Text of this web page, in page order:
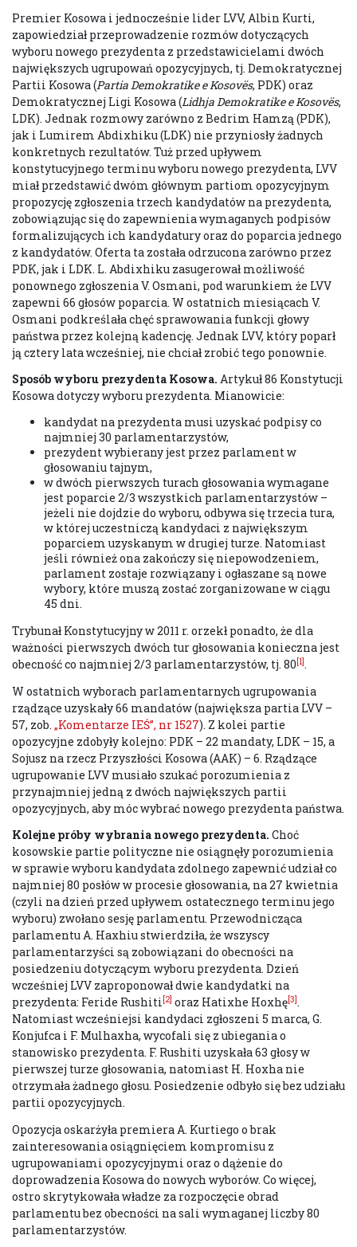
Premier Kosowa i jednocześnie lider LVV, Albin Kurti,
zapowiedział przeprowadzenie rozmów dotyczących
wyboru nowego prezydenta z przedstawicielami dwóch
największych ugrupowań opozycyjnych, tj. Demokratycznej
Partii Kosowa (Partia Demokratike e Kosovës, PDK) oraz
Demokratycznej Ligi Kosowa (Lidhja Demokratike e Kosovës,
LDK). Jednak rozmowy zarówno z Bedrim Hamzą (PDK),
jak i Lumirem Abdixhiku (LDK) nie przyniosły żadnych
konkretnych rezultatów. Tuż przed upływem
konstytucyjnego terminu wyboru nowego prezydenta, LVV
miał przedstawić dwóm głównym partiom opozycyjnym
propozycję zgłoszenia trzech kandydatów na prezydenta,
zobowiązując się do zapewnienia wymaganych podpisów
formalizujących ich kandydatury oraz do poparcia jednego
z kandydatów. Oferta ta została odrzucona zarówno przez
PDK, jak i LDK. L. Abdixhiku zasugerował możliwość
ponownego zgłoszenia V. Osmani, pod warunkiem że LVV
zapewni 66 głosów poparcia. W ostatnich miesiącach V.
Osmani podkreślała chęć sprawowania funkcji głowy
państwa przez kolejną kadencję. Jednak LVV, który poparł
ją cztery lata wcześniej, nie chciał zrobić tego ponownie.
Sposób wyboru prezydenta Kosowa. Artykuł 86 Konstytucji
Kosowa dotyczy wyboru prezydenta. Mianowicie:
kandydat na prezydenta musi uzyskać podpisy co
najmniej 30 parlamentarzystów,
prezydent wybierany jest przez parlament w
głosowaniu tajnym,
w dwóch pierwszych turach głosowania wymagane
jest poparcie 2/3 wszystkich parlamentarzystów –
jeżeli nie dojdzie do wyboru, odbywa się trzecia tura,
w której uczestniczą kandydaci z największym
poparciem uzyskanym w drugiej turze. Natomiast
jeśli również ona zakończy się niepowodzeniem,
parlament zostaje rozwiązany i ogłaszane są nowe
wybory, które muszą zostać zorganizowane w ciągu
45 dni.
Trybunał Konstytucyjny w 2011 r. orzekł ponadto, że dla
ważności pierwszych dwóch tur głosowania konieczna jest
obecność co najmniej 2/3 parlamentarzystów, tj. 80[1].
W ostatnich wyborach parlamentarnych ugrupowania
rządzące uzyskały 66 mandatów (największa partia LVV –
57, zob. „Komentarze IEŚ”, nr 1527). Z kolei partie
opozycyjne zdobyły kolejno: PDK – 22 mandaty, LDK – 15, a
Sojusz na rzecz Przyszłości Kosowa (AAK) – 6. Rządzące
ugrupowanie LVV musiało szukać porozumienia z
przynajmniej jedną z dwóch największych partii
opozycyjnych, aby móc wybrać nowego prezydenta państwa.
Kolejne próby wybrania nowego prezydenta. Choć
kosowskie partie polityczne nie osiągnęły porozumienia
w sprawie wyboru kandydata zdolnego zapewnić udział co
najmniej 80 posłów w procesie głosowania, na 27 kwietnia
(czyli na dzień przed upływem ostatecznego terminu jego
wyboru) zwołano sesję parlamentu. Przewodnicząca
parlamentu A. Haxhiu stwierdziła, że wszyscy
parlamentarzyści są zobowiązani do obecności na
posiedzeniu dotyczącym wyboru prezydenta. Dzień
wcześniej LVV zaproponował dwie kandydatki na
prezydenta: Feride Rushiti[2] oraz Hatixhe Hoxhę[3].
Natomiast wcześniejsi kandydaci zgłoszeni 5 marca, G.
Konjufca i F. Mulhaxha, wycofali się z ubiegania o
stanowisko prezydenta. F. Rushiti uzyskała 63 głosy w
pierwszej turze głosowania, natomiast H. Hoxha nie
otrzymała żadnego głosu. Posiedzenie odbyło się bez udziału
partii opozycyjnych.
Opozycja oskarżyła premiera A. Kurtiego o brak
zainteresowania osiągnięciem kompromisu z
ugrupowaniami opozycyjnymi oraz o dążenie do
doprowadzenia Kosowa do nowych wyborów. Co więcej,
ostro skrytykowała władze za rozpoczęcie obrad
parlamentu bez obecności na sali wymaganej liczby 80
parlamentarzystów.